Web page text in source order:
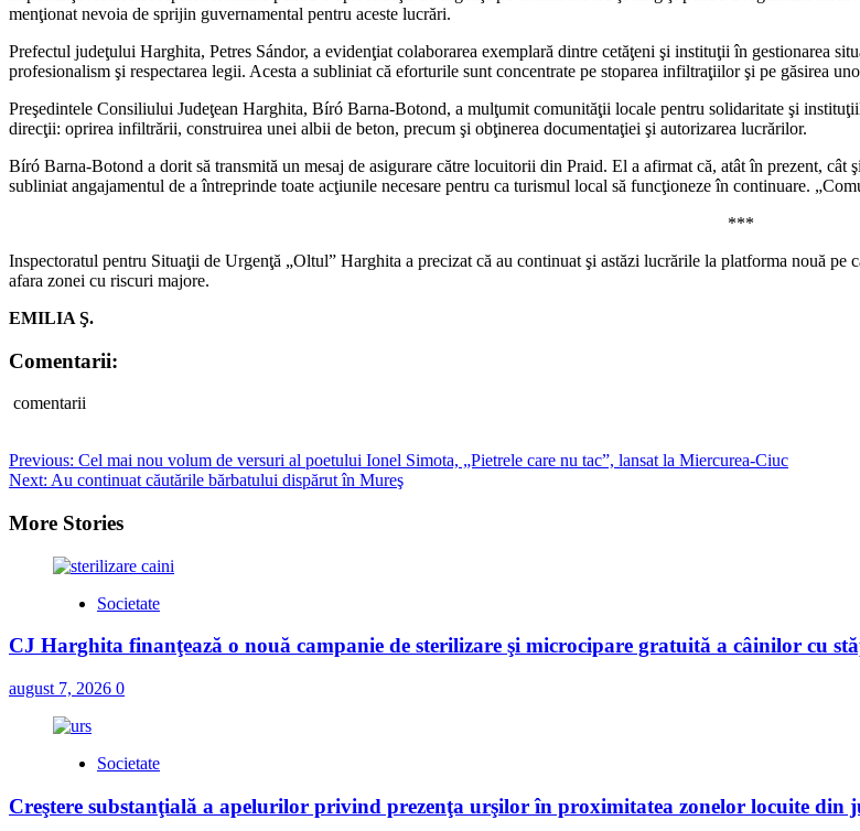
menţionat nevoia de sprijin guvernamental pentru aceste lucrări.
Prefectul judeţului Harghita, Petres Sándor, a evidenţiat colaborarea exemplară dintre cetăţeni şi instituţii în gestionarea
profesionalism şi respectarea legii. Acesta a subliniat că eforturile sunt concentrate pe stoparea infiltraţiilor şi pe găsirea
Preşedintele Consiliului Judeţean Harghita, Bíró Barna-Botond, a mulţumit comunităţii locale pentru solidaritate şi
direcţii: oprirea infiltrării, construirea unei albii de beton, precum şi obţinerea documentaţiei şi autorizarea lucrărilor.
Bíró Barna-Botond a dorit să transmită un mesaj de asigurare către locuitorii din Praid. El a afirmat că, atât în prezent, cât
subliniat angajamentul de a întreprinde toate acţiunile necesare pentru ca turismul local să funcţioneze în continuare.
***
Inspectoratul pentru Situaţii de Urgenţă „Oltul” Harghita a precizat că au continuat şi astăzi lucrările la platforma nouă
afara zonei cu riscuri majore.
EMILIA Ş.
Comentarii:
comentarii
Post
navigation
Previous: Cel mai nou volum de versuri al poetului Ionel Simota, „Pietrele care nu tac”, lansat la Miercurea-Ciuc
Next: Au continuat căutările bărbatului dispărut în Mureş
More Stories
Societate
CJ Harghita finanţează o nouă campanie de sterilizare şi microcipare gratuită a câinilor cu
august 7, 2026 0
Societate
Creştere substanţială a apelurilor privind prezenţa urşilor în proximitatea zonelor locuite din